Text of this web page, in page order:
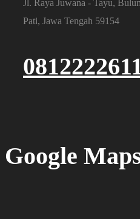
Jl. Raya Juwana - Tayu,
Pati, Jawa Tengah 59154
Google